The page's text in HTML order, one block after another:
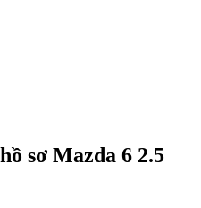
sơ Mazda 6 2.5